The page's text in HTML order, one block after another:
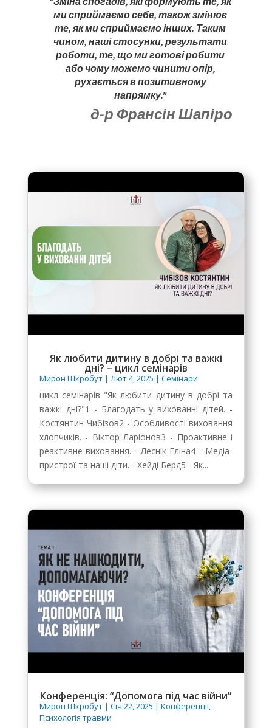
ми сприймаємо себе, також змінює
те, як ми сприймаємо інших. Таким
чином, наші стосунки, результати
роботи, те, що ми готові робити
або чому можемо чинити опір,
рухається в позитивному
напрямку."
д-р Франсін Шапіро
Як любити дитину в добрі та важкі
дні? – цикл семінарів
Мирон Шкробут| Лют 4, 2025 | Семінари
цикл семінарів "Як любити дитину в добрі та
важкі дні?"1 - Благодать у вихованні дітей. -
Костянтин Чибізов2 - Особливості виховання
хлопчиків. - Віктор Ларіонов3 - Проактивне і
реактивне виховання. - Леснік Еліна4 - Медіа-
пристрої та наші діти. - Хейді Берд5 - Як...
Конференція: “Допомога під час війни”
Мирон Шкробут| Січ 22, 2025 | Конференції,
Психологія травми